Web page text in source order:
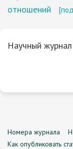
отношений
Научный
Номера журнала
Как опубликовать